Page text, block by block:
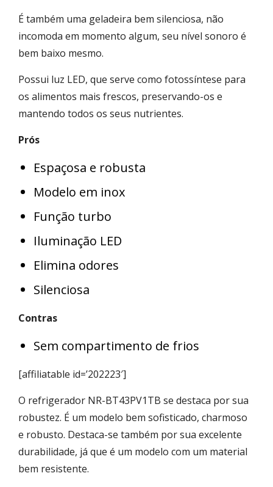
É também uma geladeira bem silenciosa, não
incomoda em momento algum, seu nível sonoro é
bem baixo mesmo.
Possui luz LED, que serve como fotossíntese para
os alimentos mais frescos, preservando-os e
mantendo todos os seus nutrientes.
Prós
Espaçosa e robusta
Modelo em inox
Função turbo
Iluminação LED
Elimina odores
Silenciosa
Contras
Sem compartimento de frios
[affiliatable id=’202223′]
O refrigerador NR-BT43PV1TB se destaca por sua
robustez. É um modelo bem sofisticado, charmoso
e robusto. Destaca-se também por sua excelente
durabilidade, já que é um modelo com um material
bem resistente.